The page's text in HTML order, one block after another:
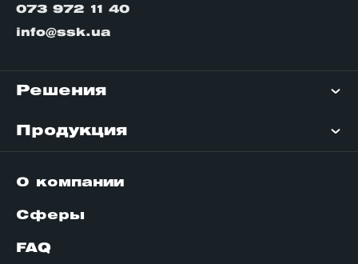
073 972 11 40
info@ssk.ua
Решения
Продукция
О компании
Сферы
FAQ